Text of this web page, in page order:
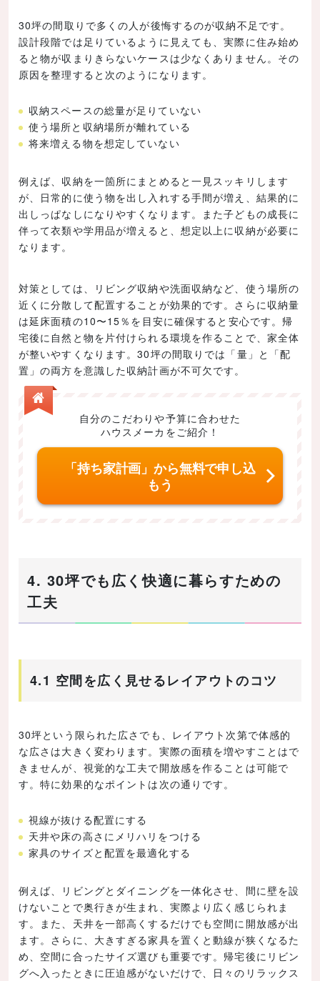
30坪の間取りで多くの人が後悔するのが収納不足です。
設計段階では足りているように見えても、実際に住み始め
ると物が収まりきらないケースは少なくありません。その
原因を整理すると次のようになります。
収納スペースの総量が足りていない
使う場所と収納場所が離れている
将来増える物を想定していない
例えば、収納を一箇所にまとめると一見スッキリします
が、日常的に使う物を出し入れする手間が増え、結果的に
出しっぱなしになりやすくなります。また子どもの成長に
伴って衣類や学用品が増えると、想定以上に収納が必要に
なります。
対策としては、リビング収納や洗面収納など、使う場所の
近くに分散して配置することが効果的です。さらに収納量
は延床面積の10〜15％を目安に確保すると安心です。帰
宅後に自然と物を片付けられる環境を作ることで、家全体
が整いやすくなります。30坪の間取りでは「量」と「配
置」の両方を意識した収納計画が不可欠です。
自分のこだわりや予算に合わせた
ハウスメーカをご紹介！
「持ち家計画」から無料で申し込
もう
4. 30坪でも広く快適に暮らすための
工夫
4.1 空間を広く見せるレイアウトのコツ
30坪という限られた広さでも、レイアウト次第で体感的
な広さは大きく変わります。実際の面積を増やすことはで
きませんが、視覚的な工夫で開放感を作ることは可能で
す。特に効果的なポイントは次の通りです。
視線が抜ける配置にする
天井や床の高さにメリハリをつける
家具のサイズと配置を最適化する
例えば、リビングとダイニングを一体化させ、間に壁を設
けないことで奥行きが生まれ、実際より広く感じられま
す。また、天井を一部高くするだけでも空間に開放感が出
ます。さらに、大きすぎる家具を置くと動線が狭くなるた
め、空間に合ったサイズ選びも重要です。帰宅後にリビン
グへ入ったときに圧迫感がないだけで、日々のリラックス